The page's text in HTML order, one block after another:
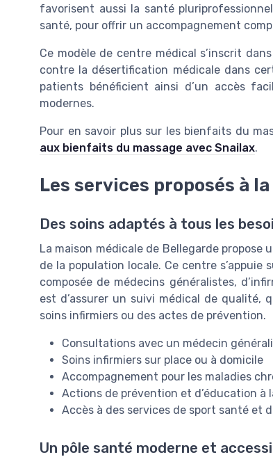
favorisent aussi la santé
santé, pour offrir un accompagnement
Ce modèle de centre médical s’inscrit
contre la désertification médicale dans
patients bénéficient ainsi d’un accès
modernes.
Pour en savoir plus sur les bienfaits du
aux bienfaits du massage avec Snailax.
Les services proposés à
Des soins adaptés à tous les
La maison médicale de Bellegarde
de la population locale. Ce centre
composée de médecins généralistes,
est d’assurer un suivi médical de qualité,
soins infirmiers ou des actes de prévention.
Consultations avec un médecin
Soins infirmiers sur place ou à domicile
Accompagnement pour les maladies
Actions de prévention et d’éducation à
Accès à des services de sport santé et
Un pôle santé moderne et